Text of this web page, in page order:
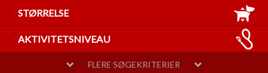
STØRRELSE
LILLE
AKTIVITETSNIVEAU
FLERE SØGEKRITERIER